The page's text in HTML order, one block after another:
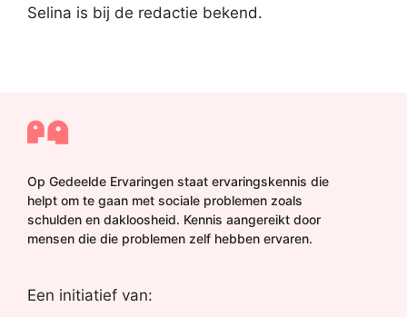
Selina is bij de redactie bekend.
Op Gedeelde Ervaringen staat ervaringskennis die
helpt om te gaan met sociale problemen zoals
schulden en dakloosheid. Kennis aangereikt door
mensen die die problemen zelf hebben ervaren.
Een initiatief van: